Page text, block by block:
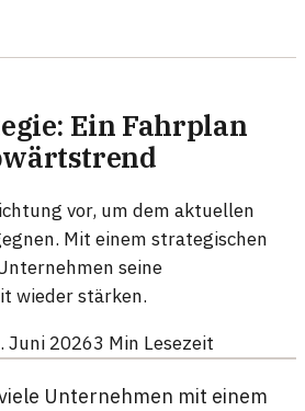
Ein Fahrplan
vor, um dem aktuellen
Mit einem strategischen
seine
wieder stärken.
Juni 20263 Min Lesezeit
Unternehmen mit einem